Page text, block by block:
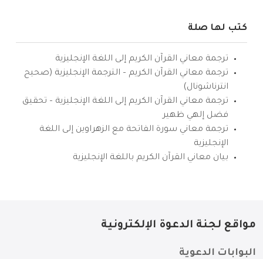
كتب لها صلة
ترجمة معاني القرآن الكريم إلى اللغة الإنجليزية
ترجمة معاني القرآن الكريم – الترجمة الإنجليزية (صحيح
انترناشونال)
ترجمة معاني القرآن الكريم إلى اللغة الإنجليزية – تحقيق
فضل إلهي ظهير
ترجمة معاني سورة الفاتحة مع الزهراوين إلى اللغة
الإنجليزية
بيان معاني القرآن الكريم باللغة الإنجليزية
مواقع لجنة الدعوة الإلكترونية
البوابات الدعوية